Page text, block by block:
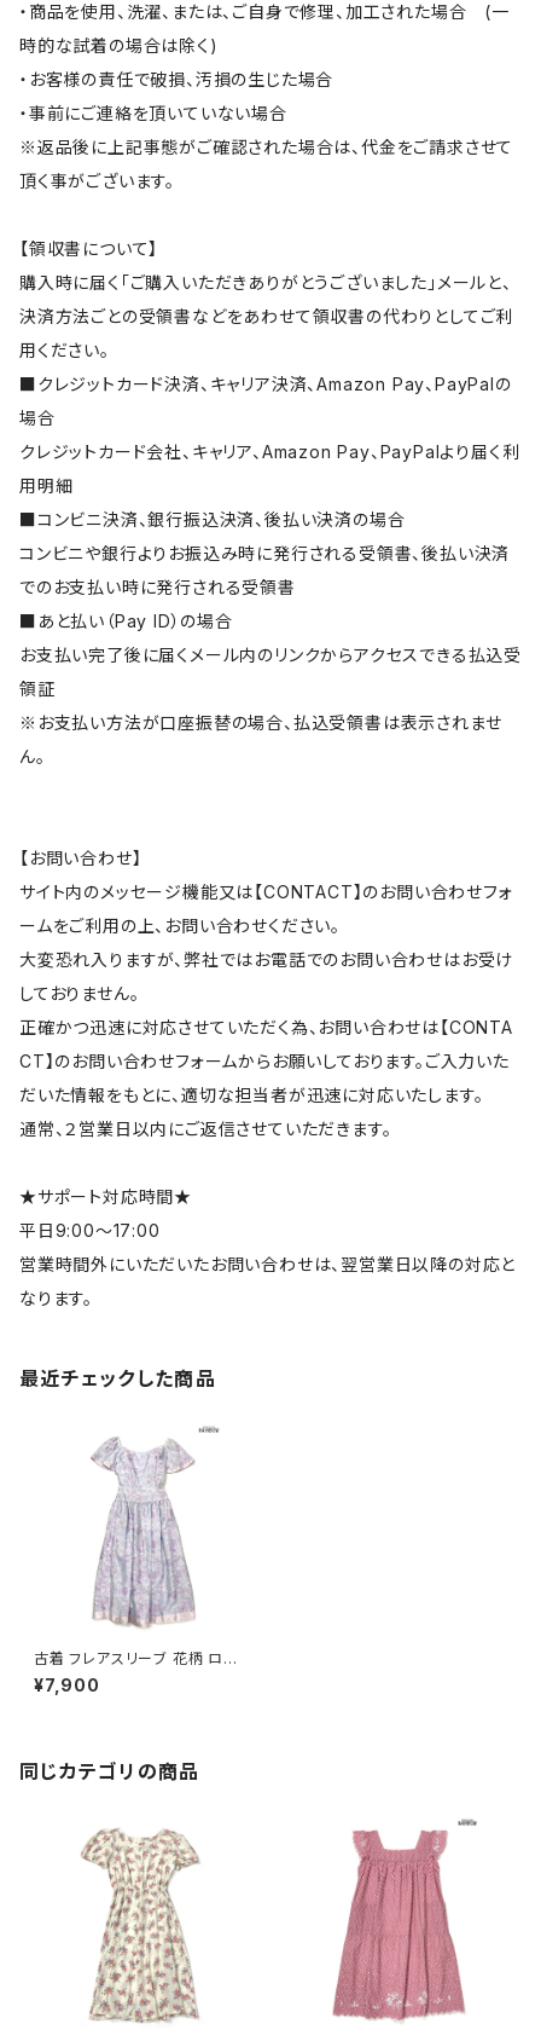
・商品を使用、洗濯、または、ご自身で修理、加工された場合 (一
時的な試着の場合は除く)
・お客様の責任で破損、汚損の生じた場合
・事前にご連絡を頂いていない場合
※返品後に上記事態がご確認された場合は、代金をご請求させて
頂く事がございます。
【領収書について】
購入時に届く「ご購入いただきありがとうございました」メールと、
決済方法ごとの受領書などをあわせて領収書の代わりとしてご利
用ください。
■クレジットカード決済、キャリア決済、Amazon Pay、PayPalの
場合
クレジットカード会社、キャリア、Amazon Pay、PayPalより届く利
用明細
■コンビニ決済、銀行振込決済、後払い決済の場合
コンビニや銀行よりお振込み時に発行される受領書、後払い決済
でのお支払い時に発行される受領書
■あと払い（Pay ID）の場合
お支払い完了後に届くメール内のリンクからアクセスできる払込受
領証
※お支払い方法が口座振替の場合、払込受領書は表示されませ
ん。
【お問い合わせ】
サイト内のメッセージ機能又は【CONTACT】のお問い合わせフォ
ームをご利用の上、お問い合わせください。
大変恐れ入りますが、弊社ではお電話でのお問い合わせはお受け
しておりません。
正確かつ迅速に対応させていただく為、お問い合わせは【CONTA
CT】のお問い合わせフォームからお願いしております。ご入力いた
だいた情報をもとに、適切な担当者が迅速に対応いたします。
通常、２営業日以内にご返信させていただきます。
★サポート対応時間★
平日9:00～17:00
営業時間外にいただいたお問い合わせは、翌営業日以降の対応と
なります。
最近チェックした商品
古着 フレアスリーブ 花柄 ロン
グ丈 半袖 ワンピース 紫 (otu2
504144)
¥7,900
同じカテゴリの商品